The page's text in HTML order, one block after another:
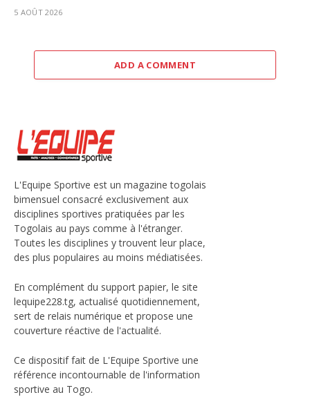
5 AOÛT 2026
ADD A COMMENT
L'Equipe Sportive est un magazine togolais
bimensuel consacré exclusivement aux
disciplines sportives pratiquées par les
Togolais au pays comme à l'étranger.
Toutes les disciplines y trouvent leur place,
des plus populaires au moins médiatisées.
En complément du support papier, le site
lequipe228.tg, actualisé quotidiennement,
sert de relais numérique et propose une
couverture réactive de l'actualité.
Ce dispositif fait de L'Equipe Sportive une
référence incontournable de l'information
sportive au Togo.